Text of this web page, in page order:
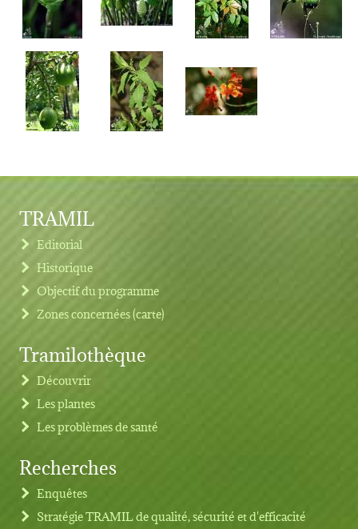
Footer menu
TRAMIL
Editorial
Historique
Objectif du programme
Zones concernées (carte)
Tramilothèque
Découvrir
Les plantes
Les problèmes de santé
Recherches
Enquêtes
Stratégie TRAMIL de qualité, sécurité et d'efficacité